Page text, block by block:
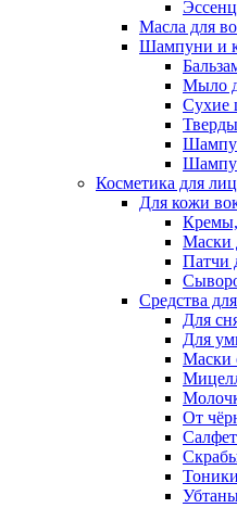
Масла для
Шампуни и
Мыло
Сухие
Косметика для
Для кожи
Кремы,
Маски
Патчи
Средства
Для
Для
Маски
От
Тоники